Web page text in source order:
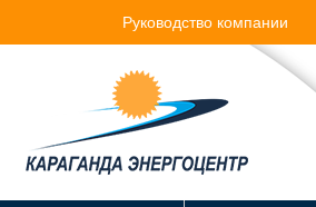
Руководство компании